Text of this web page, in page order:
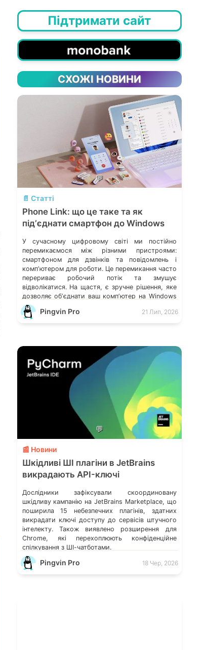
Підтримати сайт
СХОЖІ НОВИНИ
💬
📄 Статті
Phone Link: що це таке та як
підʼєднати смартфон до Windows
У сучасному цифровому світі ми постійно
перемикаємося між різними пристроями:
смартфоном для дзвінків та повідомлень і
компʼютером для роботи. Це перемикання часто
перериває робочий потік та змушує
відволікатися. На щастя, є зручне рішення, яке
дозволяє обʼєднати ваш компʼютер на Windows
із мобільним пристроєм, чи то Android, чи iOS.
Йдеться про застосунок Звʼязок зі смартфоном
Pingvin Pro 21 Лип, 2026
💬
📰 Новини
Шкідливі ШІ плагіни в JetBrains
викрадають API-ключі
Дослідники зафіксували скоординовану
шкідливу кампанію на JetBrains Marketplace, що
поширила 15 небезпечних плагінів, здатних
викрадати ключі доступу до сервісів штучного
інтелекту. Також виявлено розширення для
Chrome, які перехоплюють конфіденційне
спілкування з ШІ-чатботами.
Pingvin Pro 18 Чер, 2026